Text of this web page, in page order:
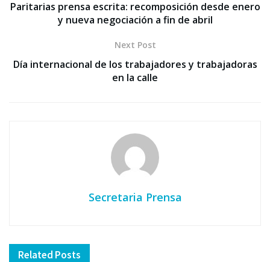
Paritarias prensa escrita: recomposición desde enero
y nueva negociación a fin de abril
Next Post
Día internacional de los trabajadores y trabajadoras
en la calle
Secretaria Prensa
Related Posts